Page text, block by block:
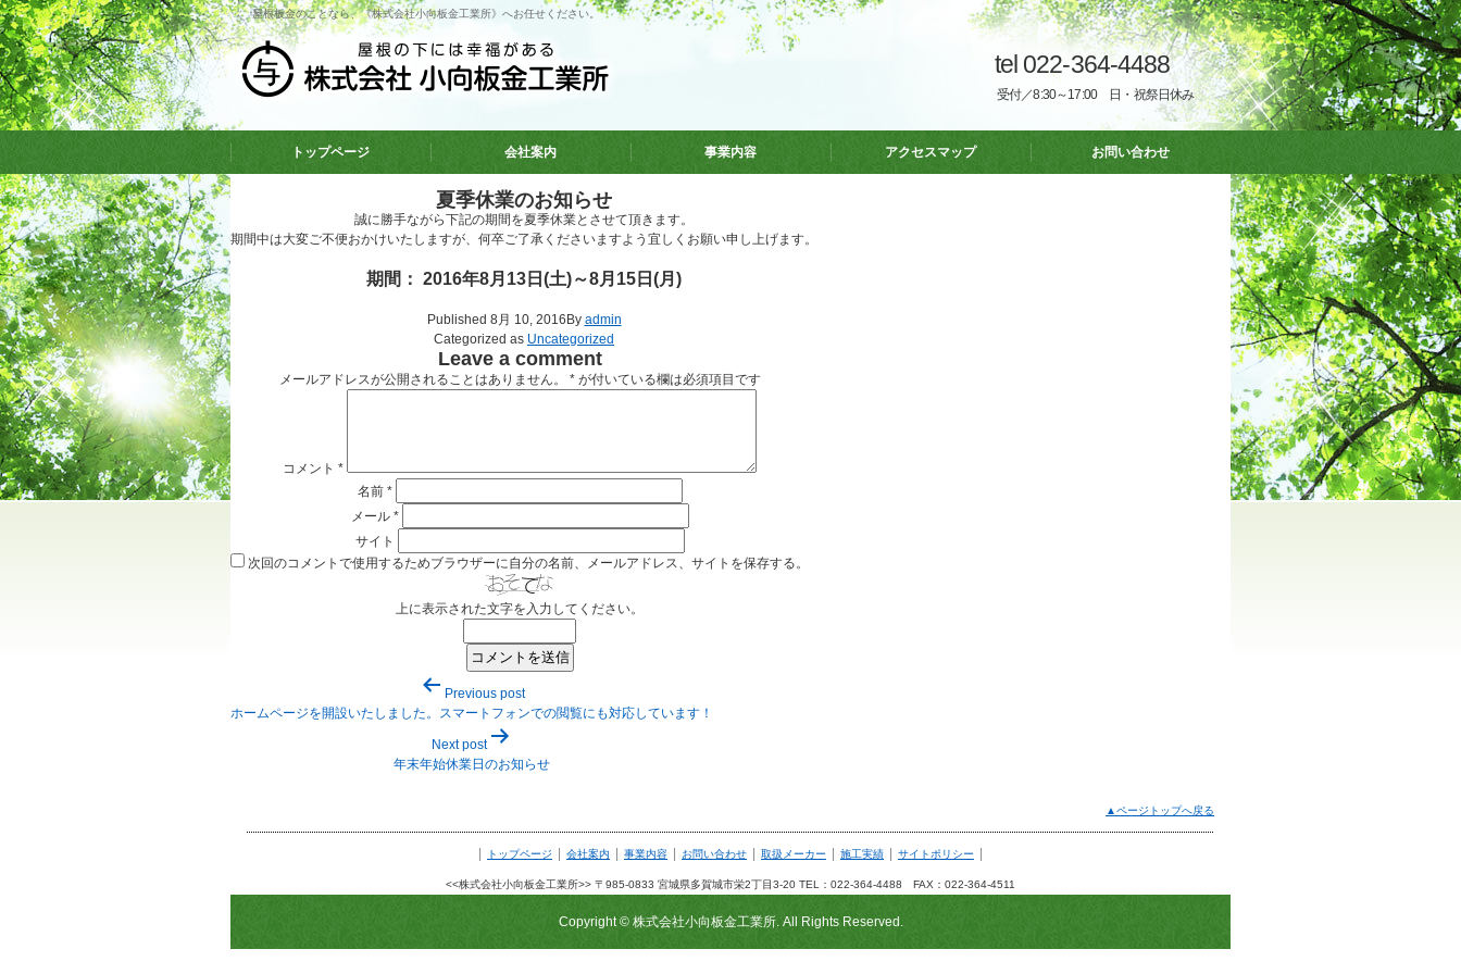
屋根板金のことなら、《株式会社小向板金工業所》へお任せください。
tel 022-364-4488
受付／8:30～17:00 日・祝祭日休み
トップページ 会社案内 事業内容 アクセスマップ お問い合わせ
夏季休業のお知らせ
誠に勝手ながら下記の期間を夏季休業とさせて頂きます。
期間中は大変ご不便おかけいたしますが、何卒ご了承くださいますよう宜しくお願い申し上げます。
期間： 2016年8月13日(土)～8月15日(月)
Published 8月 10, 2016 By admin
Categorized as Uncategorized
Leave a comment
メールアドレスが公開されることはありません。 *が付いている欄は必須項目です
コメント *
名前 *
メール *
サイト
次回のコメントで使用するためブラウザーに自分の名前、メールアドレス、サイトを保存する。
上に表示された文字を入力してください。
ナ
ン
Previous post
ホームページを開設いたしました。スマートフォンでの閲覧にも対応しています！
Next post
年末年始休業日のお知らせ
▲ページトップへ戻る
トップページ 会社案内 事業内容 お問い合わせ 取扱メーカー 施工実績 サイトポリシー
<<株式会社小向板金工業所>> 〒985-0833 宮城県多賀城市栄2丁目3-20 TEL：022-364-4488 FAX：022-364-4511
Copyright © 株式会社小向板金工業所. All Rights Reserved.